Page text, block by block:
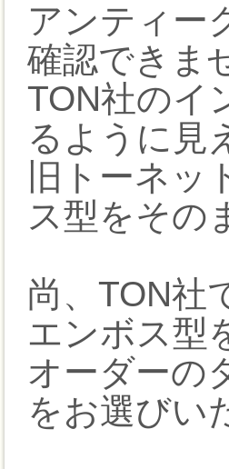
アンティー
確認できま
TON社のイ
るように見
旧トーネ
ス型をその
尚、TON社
エンボス型
オーダーの
をお選びい